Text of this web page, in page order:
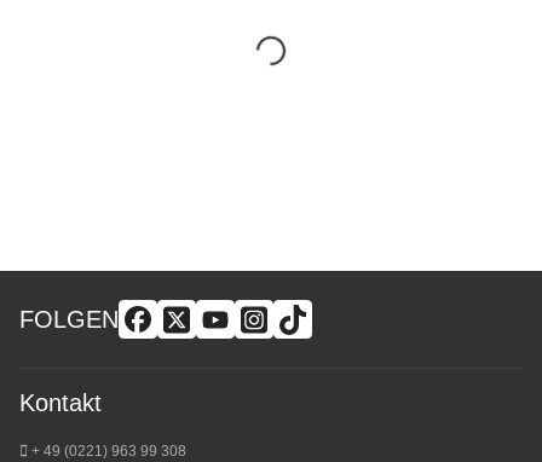
FOLGEN
Kontakt
+ 49 (0221) 963 99 308